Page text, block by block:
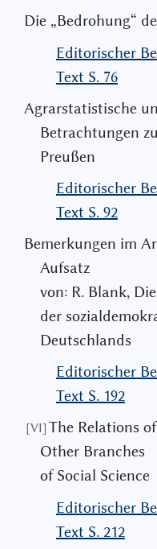
Die „Bedrohung“
Editorischer
Text S. 76
Agrarstatistische
Betrachtungen
Preußen
Editorischer
Text S. 92
Bemerkungen im
Aufsatz
von: R. Blank,
der
Deutschlands
Editorischer
Text S. 192
[VI] The Relations
Other Branches
of Social Science
Editorischer
Text S. 212